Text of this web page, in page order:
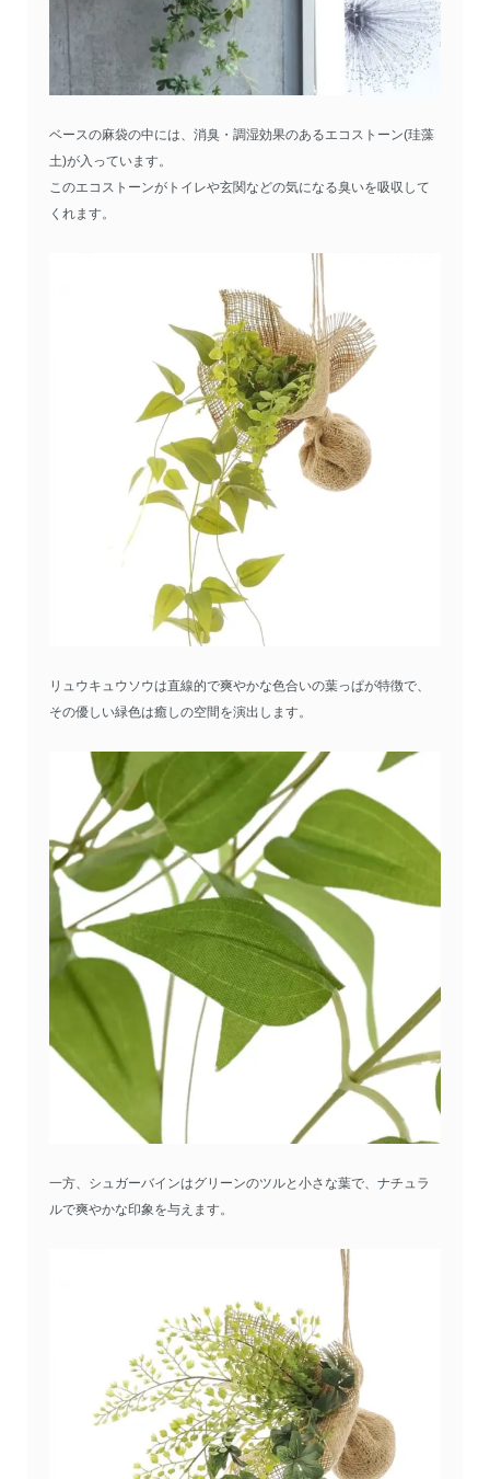
ベースの麻袋の中には、消臭・調湿効果のあるエコストーン(珪藻
土)が入っています。
このエコストーンがトイレや玄関などの気になる臭いを吸収して
くれます。
リュウキュウソウは直線的で爽やかな色合いの葉っぱが特徴で、
その優しい緑色は癒しの空間を演出します。
一方、シュガーバインはグリーンのツルと小さな葉で、ナチュラ
ルで爽やかな印象を与えます。